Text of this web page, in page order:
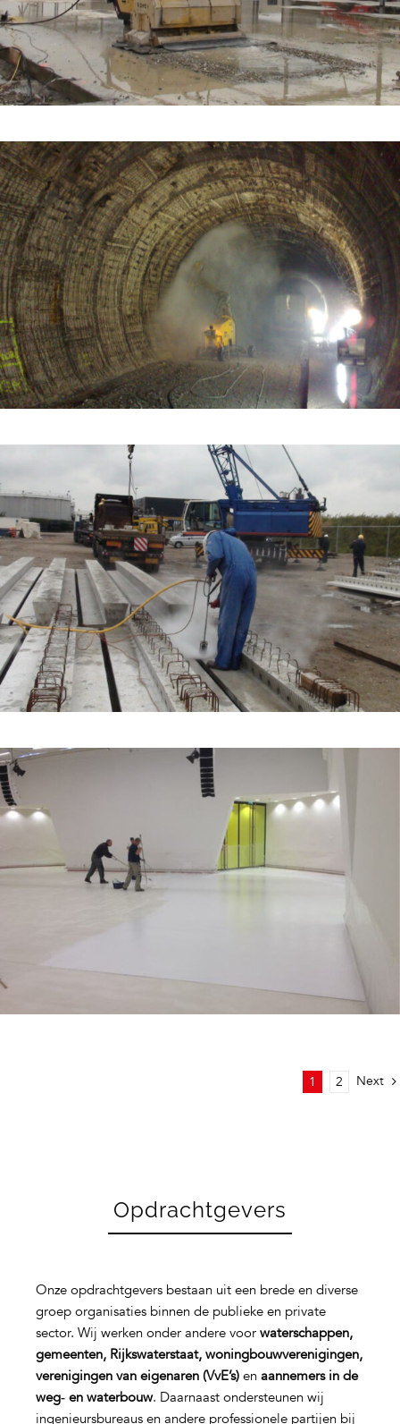
1 2 Next
Opdrachtgevers
Onze opdrachtgevers bestaan uit een brede en diverse
groep organisaties binnen de publieke en private
sector. Wij werken onder andere voor waterschappen,
gemeenten, Rijkswaterstaat, woningbouwverenigingen,
verenigingen van eigenaren (VvE’s)en aannemers in de
weg‑ en waterbouw. Daarnaast ondersteunen wij
ingenieursbureaus en andere professionele partijen bij